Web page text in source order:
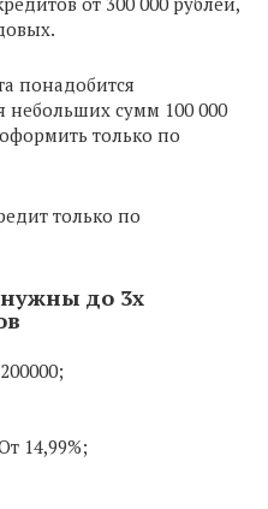
понадобится
сумм 100 000
только по
только по
до 3х
14,99%;